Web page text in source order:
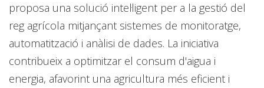
proposa una solució intel·ligent per a la gestió del
reg agrícola mitjançant sistemes de monitoratge,
automatització i anàlisi de dades. La iniciativa
contribueix a optimitzar el consum d'aigua i
energia, afavorint una agricultura més eficient i